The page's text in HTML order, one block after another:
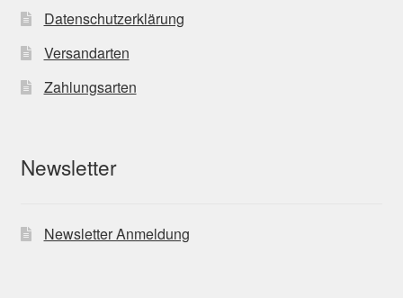
Datenschutzerklärung
Versandarten
Zahlungsarten
Newsletter
Newsletter Anmeldung